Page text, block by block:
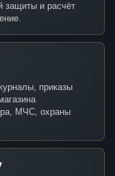
защиты и расчёт
приказы
МЧС, охраны